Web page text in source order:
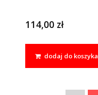
114,00 zł
dodaj do koszyka